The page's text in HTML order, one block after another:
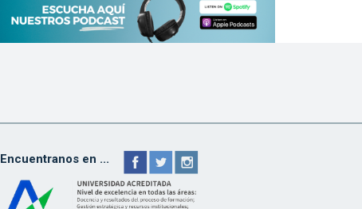
Encuentranos en ...